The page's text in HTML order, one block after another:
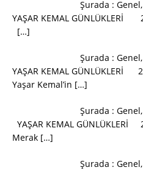
Şurada : Genel,
YAŞAR KEMAL GÜNLÜKLERİ
[…]
Şurada : Genel,
YAŞAR KEMAL GÜNLÜKLERİ
Yaşar Kemal’in […]
Şurada : Genel,
YAŞAR KEMAL
Merak […]
Şurada : Genel,